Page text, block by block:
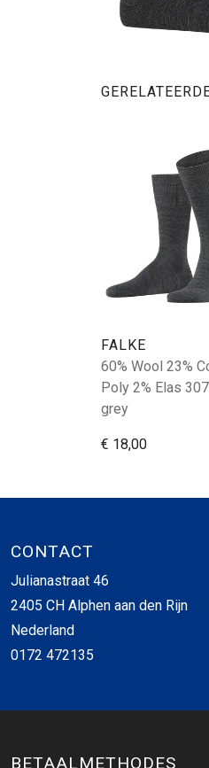
FALKE
60% Wool 23%
Poly 2% Elas
grey
€ 18,00
CONTACT
Julianastraat 46
2405 CH Alphen aan den Rijn
Nederland
0172 472135
BETAALMETHODES